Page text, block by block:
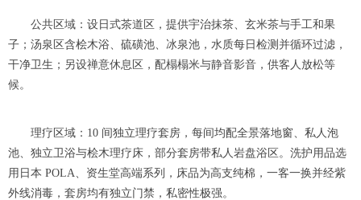
公共区域：设日式茶道区，提供宇治抹茶、玄米茶与手工和果
子；汤泉区含桧木浴、硫磺池、冰泉池，水质每日检测并循环过滤，
干净卫生；另设禅意休息区，配榻榻米与静音影音，供客人放松等
候。
理疗区域：10 间独立理疗套房，每间均配全景落地窗、私人泡
池、独立卫浴与桧木理疗床，部分套房带私人岩盘浴区。洗护用品选
用日本 POLA、资生堂高端系列，床品为高支纯棉，一客一换并经紫
外线消毒，套房均有独立门禁，私密性极强。